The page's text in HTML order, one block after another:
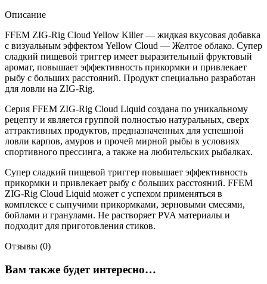
Описание
FFEM ZIG-Rig Cloud Yellow Killer — жидкая вкусовая добавка
с визуальным эффектом Yellow Cloud — Желтое облако. Супер
сладкий пищевой триггер имеет выразительный фруктовый
аромат, повышает эффективность прикормки и привлекает
рыбу с больших расстояний. Продукт специально разработан
для ловли на ZIG-Rig.
Серия FFEM ZIG-Rig Cloud Liquid создана по уникальному
рецепту и является группой полностью натуральных, сверх
аттрактивных продуктов, предназначенных для успешной
ловли карпов, амуров и прочей мирной рыбы в условиях
спортивного прессинга, а также на любительских рыбалках.
Супер сладкий пищевой триггер повышает эффективность
прикормки и привлекает рыбу с больших расстояний. FFEM
ZIG-Rig Cloud Liquid может с успехом применяться в
комплексе с сыпучими прикормками, зерновыми смесями,
бойлами и гранулами. Не растворяет PVA материалы и
подходит для приготовления стиков.
Отзывы (0)
Вам также будет интересно…